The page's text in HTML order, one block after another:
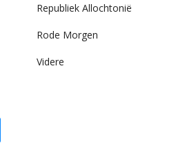
Republiek Allochtonië
Rode Morgen
Videre